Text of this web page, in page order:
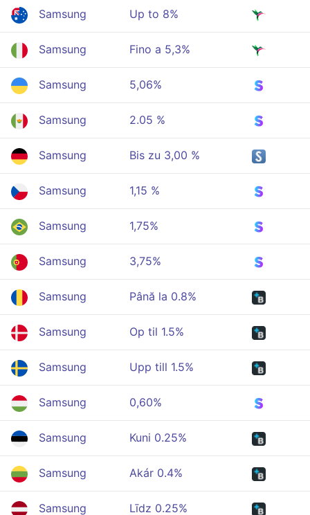
Samsung Up to 8%
Samsung Fino a 5,3%
Samsung 5,06%
Samsung 2.05 %
Samsung Bis zu 3,00 %
Samsung 1,15 %
Samsung 1,75%
Samsung 3,75%
Samsung Până la 0.8%
Samsung Op til 1.5%
Samsung Upp till 1.5%
Samsung 0,60%
Samsung Kuni 0.25%
Samsung Akár 0.4%
Samsung Līdz 0.25%